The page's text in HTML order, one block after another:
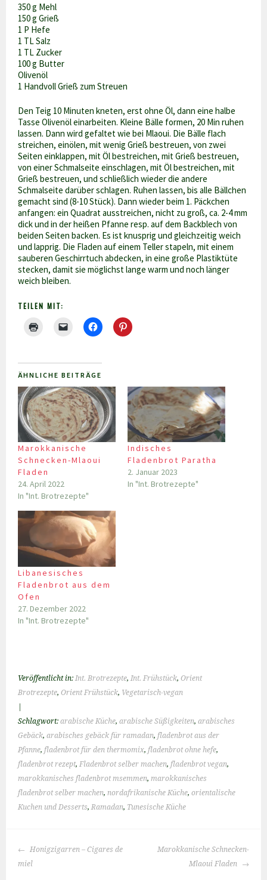
350 g Mehl
150 g Grieß
1 P Hefe
1 TL Salz
1 TL Zucker
100 g Butter
Olivenöl
1 Handvoll Grieß zum Streuen
Den Teig 10 Minuten kneten, erst ohne Öl, dann eine halbe
Tasse Olivenöl einarbeiten. Kleine Bälle formen, 20 Min ruhen
lassen. Dann wird gefaltet wie bei Mlaoui. Die Bälle flach
streichen, einölen, mit wenig Grieß bestreuen, von zwei
Seiten einklappen, mit Öl bestreichen, mit Grieß bestreuen,
von einer Schmalseite einschlagen, mit Öl bestreichen, mit
Grieß bestreuen, und schließlich wieder die andere
Schmalseite darüber schlagen. Ruhen lassen, bis alle Bällchen
gemacht sind (8-10 Stück). Dann wieder beim 1. Päckchen
anfangen: ein Quadrat ausstreichen, nicht zu groß, ca. 2-4 mm
dick und in der heißen Pfanne resp. auf dem Backblech von
beiden Seiten backen. Es ist knusprig und gleichzeitig weich
und lapprig. Die Fladen auf einem Teller stapeln, mit einem
sauberen Geschirrtuch abdecken, in eine große Plastiktüte
stecken, damit sie möglichst lange warm und noch länger
weich bleiben.
TEILEN MIT:
ÄHNLICHE BEITRÄGE
Marokkanische
Schnecken-Mlaoui
Fladen
24. April 2022
In "Int. Brotrezepte"
Indisches
Fladenbrot Paratha
2. Januar 2023
In "Int. Brotrezepte"
Libanesisches
Fladenbrot aus dem
Ofen
27. Dezember 2022
In "Int. Brotrezepte"
Veröffentlicht in:Int. Brotrezepte,Int. Frühstück,Orient
Brotrezepte,Orient Frühstück, Vegetarisch-vegan
Schlagwort:arabische Küche,arabische Süßigkeiten,arabisches
Gebäck,arabisches gebäck für ramadan,fladenbrot aus der
Pfanne,fladenbrot für den thermomix,fladenbrot ohne hefe,
fladenbrot rezept,Fladenbrot selber machen,fladenbrot vegan,
marokkanisches fladenbrot msemmen,marokkanisches
fladenbrot selber machen,nordafrikanische Küche,orientalische
Kuchen und Desserts,Ramadan, Tunesische Küche
BEITRAGS-
NAVIGATION
Honigzigarren – Cigares de
miel
Marokkanische Schnecken-
Mlaoui Fladen